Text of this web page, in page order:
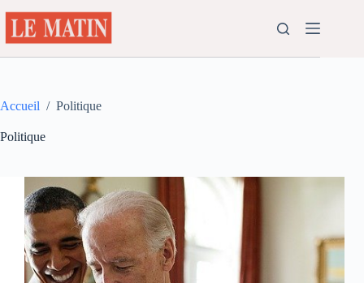
au
contenu
Accueil / Politique
Politique